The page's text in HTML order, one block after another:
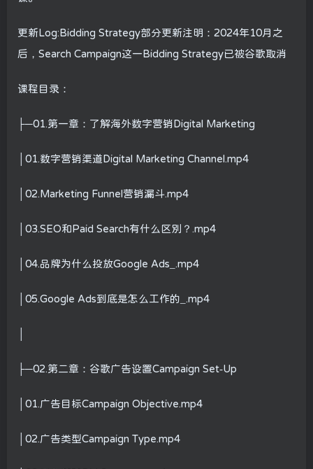
更新Log:Bidding Strategy部分更新注明：2024年10月之
后，Search Campaign这一Bidding Strategy已被谷歌取消
课程目录：
├─01.第一章：了解海外数字营销Digital Marketing
│01.数字营销渠道Digital Marketing Channel.mp4
│02.Marketing Funnel营销漏斗.mp4
│03.SEO和Paid Search有什么区别？.mp4
│04.品牌为什么投放Google Ads_.mp4
│05.Google Ads到底是怎么工作的_.mp4
├─02.第二章：谷歌广告设置Campaign Set-Up
│01.广告目标Campaign Objective.mp4
│02.广告类型Campaign Type.mp4